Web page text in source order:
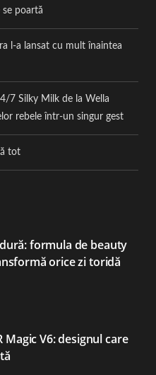
se poartă
l-a lansat cu mult înaintea
7 Silky Milk de la Wella
rebele într-un singur gest
tot
formula de beauty
orice zi toridă
Magic V6: designul care